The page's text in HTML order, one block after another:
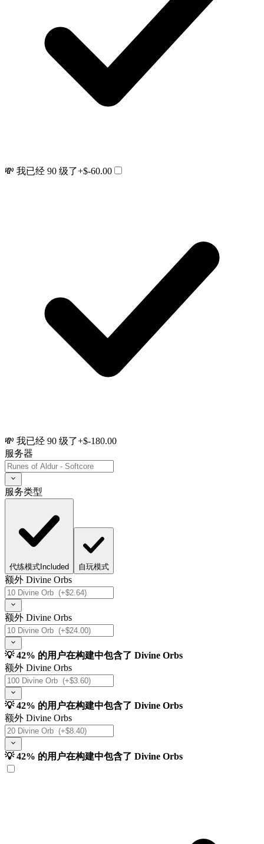
💸 我已经 90 级了+$-60.00
💸 我已经 90 级了+$-180.00
服务器
服务类型
代练模式Included 自玩模式
额外 Divine Orbs
额外 Divine Orbs
💡 42% 的用户在构建中包含了 Divine Orbs
额外 Divine Orbs
💡 42% 的用户在构建中包含了 Divine Orbs
额外 Divine Orbs
💡 42% 的用户在构建中包含了 Divine Orbs